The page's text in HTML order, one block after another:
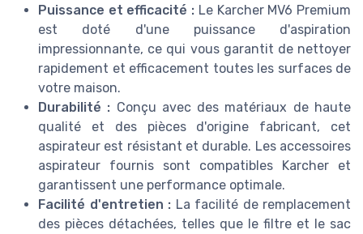
Puissance et efficacité : Le Karcher MV6 Premium
est doté d'une puissance d'aspiration
impressionnante, ce qui vous garantit de nettoyer
rapidement et efficacement toutes les surfaces de
votre maison.
Durabilité : Conçu avec des matériaux de haute
qualité et des pièces d'origine fabricant, cet
aspirateur est résistant et durable. Les accessoires
aspirateur fournis sont compatibles Karcher et
garantissent une performance optimale.
Facilité d'entretien : La facilité de remplacement
des pièces détachées, telles que le filtre et le sac